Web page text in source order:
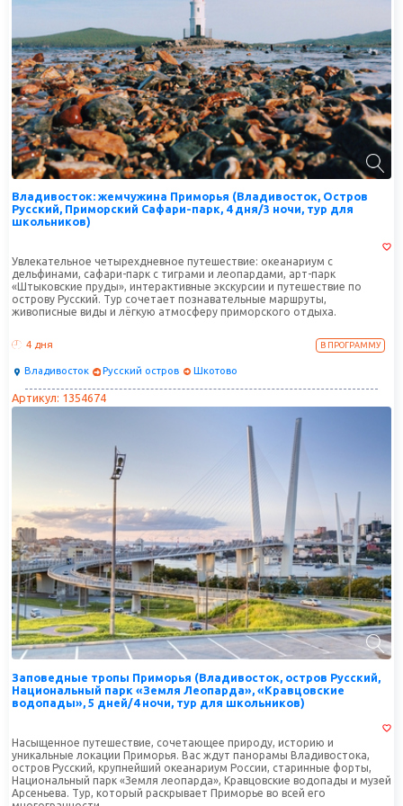
Владивосток: жемчужина Приморья (Владивосток, Остров
Русский, Приморский Сафари-парк, 4 дня/3 ночи, тур для
школьников)
Увлекательное четырехдневное путешествие: океанариум с
дельфинами, сафари-парк с тиграми и леопардами, арт-парк
«Штыковские пруды», интерактивные экскурсии и путешествие по
острову Русский. Тур сочетает познавательные маршруты,
живописные виды и лёгкую атмосферу приморского отдыха.
4 дня В ПРОГРАММУ
Владивосток Русский остров Шкотово
Артикул: 1354674
Заповедные тропы Приморья (Владивосток, остров Русский,
Национальный парк «Земля Леопарда», «Кравцовские
водопады», 5 дней/4 ночи, тур для школьников)
Насыщенное путешествие, сочетающее природу, историю и
уникальные локации Приморья. Вас ждут панорамы Владивостока,
остров Русский, крупнейший океанариум России, старинные форты,
Национальный парк «Земля леопарда», Кравцовские водопады и музей
Арсеньева. Тур, который раскрывает Приморье во всей его